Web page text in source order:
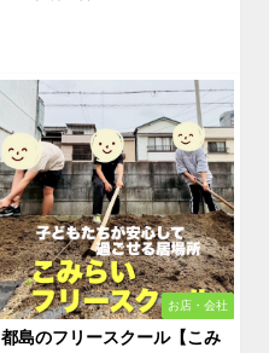
お店・会社
都島のフリースクール【こみ